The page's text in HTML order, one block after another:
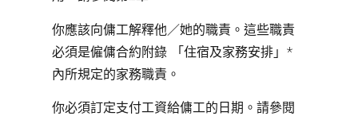
你應該向傭工解釋他／她的職責。這些職責
必須是僱傭合約附錄 「住宿及家務安排」*
內所規定的家務職責。
你必須訂定支付工資給傭工的日期。請參閱